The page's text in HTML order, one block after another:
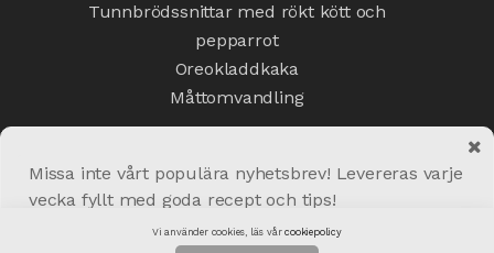
Tunnbrödssnittar med rökt kött och
pepparrot
Oreokladdkaka
Måttomvandling
Missa inte vårt populära nyhetsbrev! Levereras varje
vecka fyllt med goda recept och tips!
Vi använder cookies, läs vårcookiepolicy